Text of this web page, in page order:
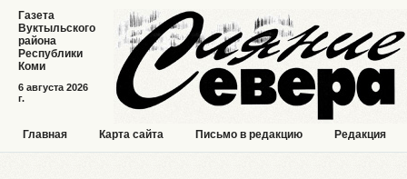
6 августа 2026
г.
Газета
Вуктыльского
района
Республики
Коми
Главная Карта сайта Письмо в редакцию Редакция